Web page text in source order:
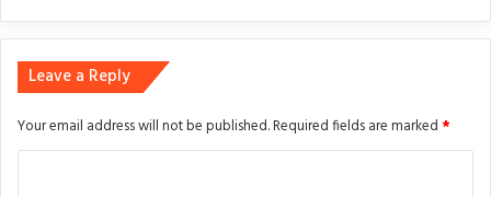
Leave a Reply
Your email address will not be published.Required fields are marked *